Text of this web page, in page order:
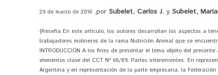
29 de marzo de 2016 ,por Subelet, Carlos J. y Subelet,
{Reseña En este artículo, los autores desarrollan los aspectos a
trabajadores molineros de la rama Nutrición Animal que se
INTRODUCCIÓN A los fines de presentar el tema objeto del
elementos clave del CCT Nº 66/89: Partes intervinientes: En
Argentina y en representación de la parte empresaria, la